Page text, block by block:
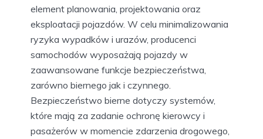
element planowania, projektowania oraz
eksploatacji pojazdów. W celu minimalizowania
ryzyka wypadków i urazów, producenci
samochodów wyposażają pojazdy w
zaawansowane funkcje bezpieczeństwa,
zarówno biernego jak i czynnego.
Bezpieczeństwo bierne dotyczy systemów,
które mają za zadanie ochronę kierowcy i
pasażerów w momencie zdarzenia drogowego,